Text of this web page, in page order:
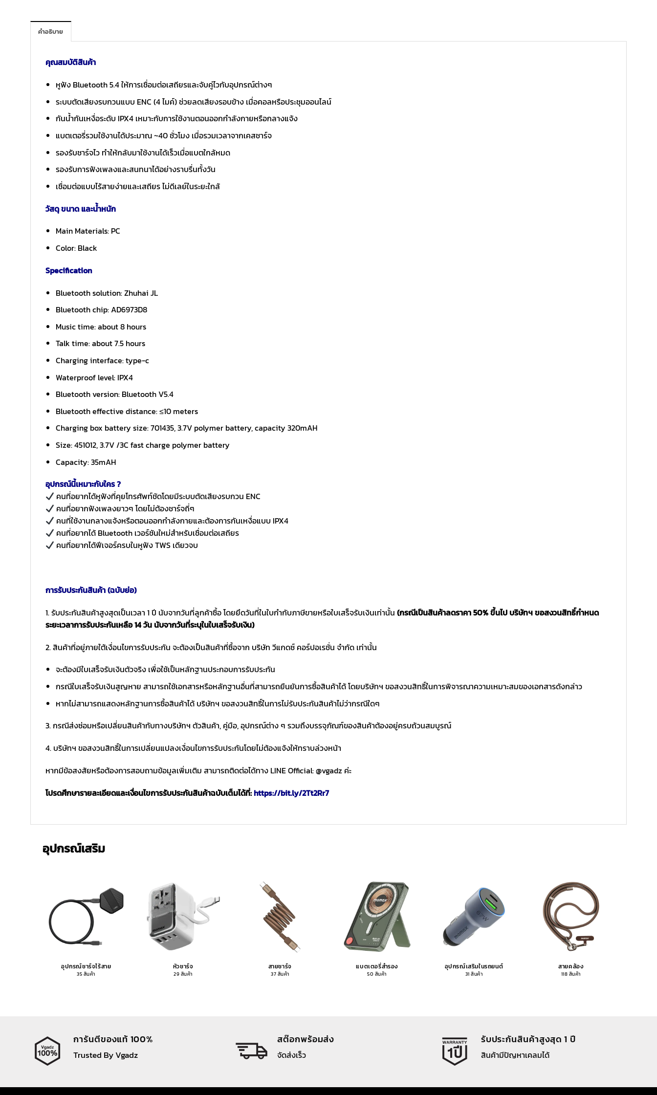
คำอธิบาย
คุณสมบัติสินค้า
หูฟัง Bluetooth 5.4 ให้การเชื่อมต่อเสถียรและจับคู่ไวกับอุปกรณ์ต่างๆ
ระบบตัดเสียงรบกวนแบบ ENC (4 ไมค์) ช่วยลดเสียงรอบข้าง เมื่อคอลหรือประชุมออนไลน์
กันน้ำกันเหงื่อระดับ IPX4 เหมาะกับการใช้งานตอนออกกำลังกายหรือกลางแจ้ง
แบตเตอรี่รวมใช้งานได้ประมาณ ~40 ชั่วโมง เมื่อรวมเวลาจากเคสชาร์จ
รองรับชาร์จไว ทำให้กลับมาใช้งานได้เร็วเมื่อแบตใกล้หมด
รองรับการฟังเพลงและสนทนาได้อย่างราบรื่นทั้งวัน
เชื่อมต่อแบบไร้สายง่ายและเสถียร ไม่ดีเลย์ในระยะใกล้
วัสดุ ขนาด และน้ำหนัก
Main Materials: PC
Color: Black
Specification
Bluetooth solution: Zhuhai JL
Bluetooth chip: AD6973D8
Music time: about 8 hours
Talk time: about 7.5 hours
Charging interface: type-c
Waterproof level: IPX4
Bluetooth version: Bluetooth V5.4
Bluetooth effective distance: ≤10 meters
Charging box battery size: 701435, 3.7V polymer battery, capacity 320mAH
Size: 451012, 3.7V /3C fast charge polymer battery
Capacity: 35mAH
อุปกรณ์นี้เหมาะกับใคร ?
คนที่อยากได้หูฟังที่คุยโทรศัพท์ชัดโดยมีระบบตัดเสียงรบกวน ENC
คนที่อยากฟังเพลงยาวๆ โดยไม่ต้องชาร์จถี่ๆ
คนที่ใช้งานกลางแจ้งหรือตอนออกกำลังกายและต้องการกันเหงื่อแบบ IPX4
คนที่อยากได้ Bluetooth เวอร์ชันใหม่สำหรับเชื่อมต่อเสถียร
คนที่อยากได้ฟีเจอร์ครบในหูฟัง TWS เดียวจบ
การรับประกันสินค้า (ฉบับย่อ)
1. รับประกันสินค้าสูงสุดเป็นเวลา 1 ปี นับจากวันที่ลูกค้าซื้อ โดยยึดวันที่ในใบกำกับภาษีขายหรือใบเสร็จรับเงินเท่านั้น (กรณีเป็นสินค้าลดราคา 50% ขึ้นไป บริษัทฯ ขอสงวนสิทธิ์กำหนด
ระยะเวลาการรับประกันเหลือ 14 วัน นับจากวันที่ระบุในใบเสร็จรับเงิน)
2. สินค้าที่อยู่ภายใต้เงื่อนไขการรับประกัน จะต้องเป็นสินค้าที่ซื้อจาก บริษัท วีแกดซ์ คอร์ปอเรชั่น จำกัด เท่านั้น
จะต้องมีใบเสร็จรับเงินตัวจริง เพื่อใช้เป็นหลักฐานประกอบการรับประกัน
กรณีใบเสร็จรับเงินสูญหาย สามารถใช้เอกสารหรือหลักฐานอื่นที่สามารถยืนยันการซื้อสินค้าได้ โดยบริษัทฯ ขอสงวนสิทธิ์ในการพิจารณาความเหมาะสมของเอกสารดังกล่าว
หากไม่สามารถแสดงหลักฐานการซื้อสินค้าได้ บริษัทฯ ขอสงวนสิทธิ์ในการไม่รับประกันสินค้าไม่ว่ากรณีใดๆ
3. กรณีส่งซ่อมหรือเปลี่ยนสินค้ากับทางบริษัทฯ ตัวสินค้า, คู่มือ, อุปกรณ์ต่าง ๆ รวมถึงบรรจุภัณฑ์ของสินค้าต้องอยู่ครบถ้วนสมบูรณ์
4. บริษัทฯ ขอสงวนสิทธิ์ในการเปลี่ยนแปลงเงื่อนไขการรับประกันโดยไม่ต้องแจ้งให้ทราบล่วงหน้า
หากมีข้อสงสัยหรือต้องการสอบถามข้อมูลเพิ่มเติม สามารถติดต่อได้ทาง LINE Official: @vgadz ค่ะ
โปรดศึกษารายละเอียดและเงื่อนไขการรับประกันสินค้าฉบับเต็มได้ที่:https://bit.ly/2Tt2Rr7
อุปกรณ์เสริม
อุปกรณ์ชาร์จไร้สาย
35 สินค้า
หัวชาร์จ
29 สินค้า
สายชาร์จ
37 สินค้า
แบตเตอรี่สำรอง
50 สินค้า
อุปกรณ์เสริมในรถยนต์
31 สินค้า
สายคล้อง
118 สินค้า
การันตีของแท้ 100%
Trusted By Vgadz
สต๊อกพร้อมส่ง
จัดส่งเร็ว
รับประกันสินค้าสูงสุด 1 ปี
สินค้ามีปัญหาเคลมได้